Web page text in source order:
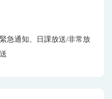
通知、日課放送/非常放